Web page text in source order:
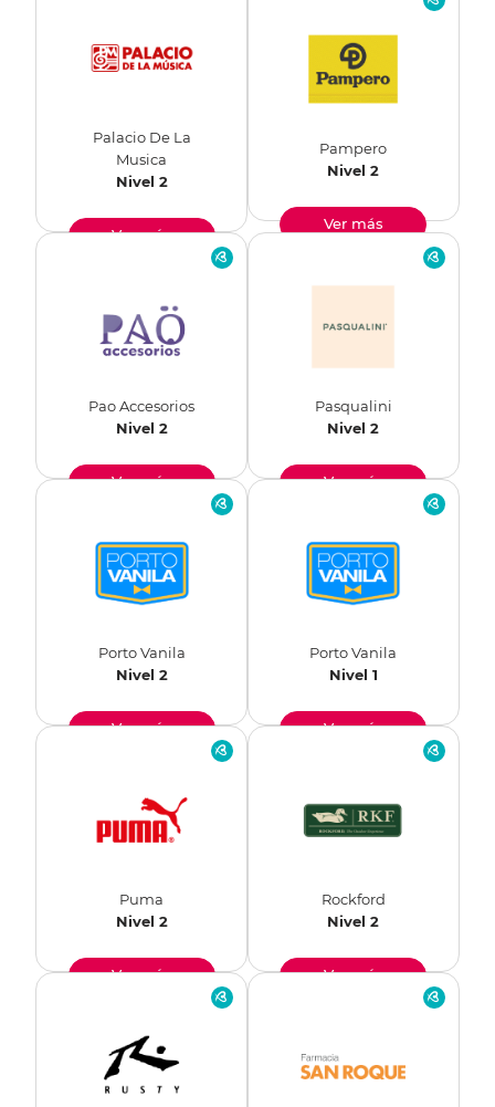
Palacio De La
Musica
Nivel 2
Ver más
Pampero
Nivel 2
Ver más
Pao Accesorios
Nivel 2
Ver más
Pasqualini
Nivel 2
Ver más
Porto Vanila
Nivel 2
Ver más
Porto Vanila
Nivel 1
Ver más
Puma
Nivel 2
Ver más
Rockford
Nivel 2
Ver más